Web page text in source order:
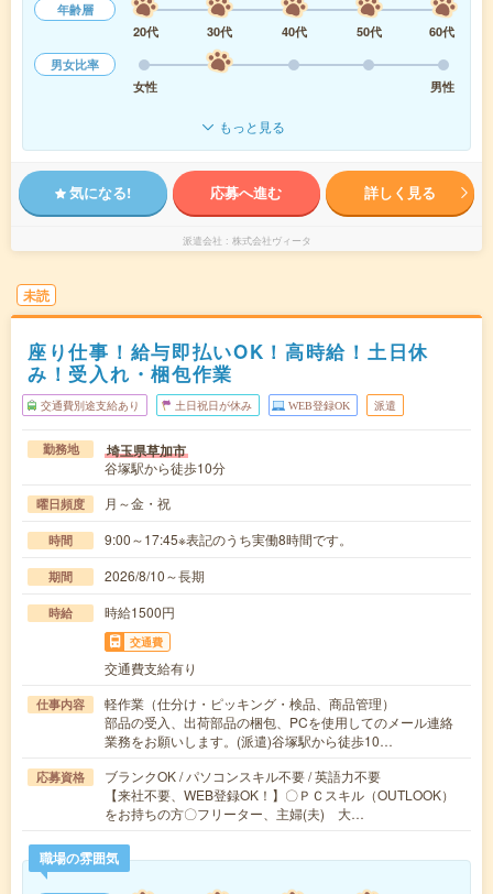
年齢層
20代
30代 40代 50代
60代
男女比率
女性
男性
もっと見る
気になる! 応募へ進む 詳しく見る
派遣会社 株式会社ヴィータ
未読
座り仕事！給与即払いOK！高時給！土日休
み！受入れ・梱包作業
交通費別途支給あり 土日祝日が休み WEB登録OK 派遣
勤務地 埼玉県草加市
谷塚駅から徒歩10分
曜日頻度 月～金・祝
時間 9:00～17:45※表記のうち実働8時間です。
期間 2026/8/10～長期
時給 時給1500円
交通費
交通費支給有り
仕事内容
軽作業（仕分け・ピッキング・検品、商品管理）
部品の受入、出荷部品の梱包、PCを使用してのメール連絡
業務をお願いします。(派遣)谷塚駅から徒歩10…
応募資格
ブランクOK / パソコンスキル不要 / 英語力不要
【来社不要、WEB登録OK！】〇ＰＣスキル（OUTLOOK）
をお持ちの方〇フリーター、主婦(夫) 大…
職場の雰囲気